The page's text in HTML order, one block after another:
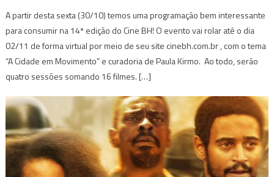
A partir desta sexta (30/10) temos uma programação bem interessante
para consumir na 14ª edição do Cine BH! O evento vai rolar até o dia
02/11 de forma virtual por meio de seu site cinebh.com.br , com o tema
“A Cidade em Movimento” e curadoria de Paula Kirmo. Ao todo, serão
quatro sessões somando 16 filmes. […]